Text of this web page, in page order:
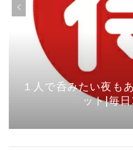
１人で呑みたい夜も
ット|毎